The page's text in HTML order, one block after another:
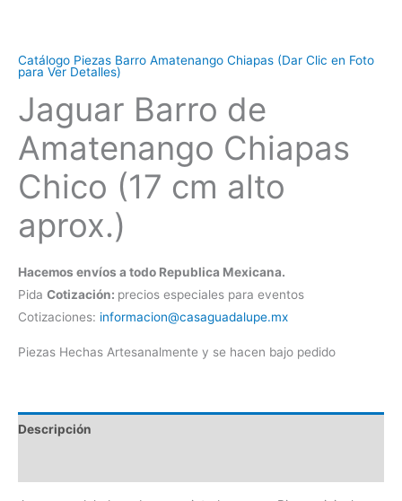
Catálogo Piezas Barro Amatenango Chiapas (Dar Clic en Foto
para Ver Detalles)
Jaguar Barro de
Amatenango Chiapas
Chico (17 cm alto
aprox.)
Hacemos envíos a todo Republica Mexicana.
Pida Cotización: precios especiales para eventos
Cotizaciones: informacion@casaguadalupe.mx
Piezas Hechas Artesanalmente y se hacen bajo pedido
Descripción